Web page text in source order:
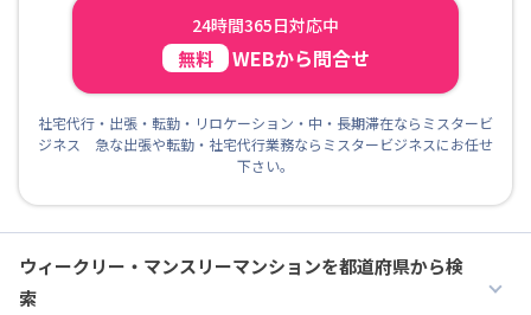
24時間365日対応中
無料 WEBから問合せ
社宅代行・出張・転勤・リロケーション・中・長期滞在ならミスタービ
ジネス 急な出張や転勤・社宅代行業務ならミスタービジネスにお任せ
下さい。
ウィークリー・マンスリーマンションを都道府県から検
索